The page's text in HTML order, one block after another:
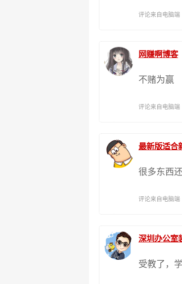
评论来自电脑
网赚啊博客
不赌为赢
评论来自电脑
最新版适合
很多东西
评论来自电脑
深圳办公室
受教了，